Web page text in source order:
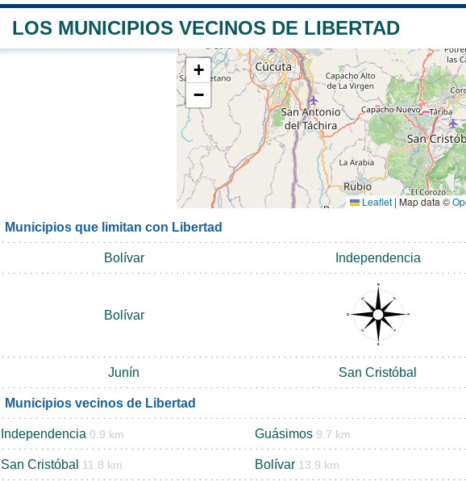
LOS MUNICIPIOS VECINOS DE LIBERTAD
+
−
Leaflet | Map data ©
Municipios que limitan con Libertad
Bolívar Independencia
Bolívar
Junín San Cristóbal
Municipios vecinos de Libertad
Independencia 0.9 km Guásimos 9.7 km
San Cristóbal 11.8 km Bolívar 13.9 km